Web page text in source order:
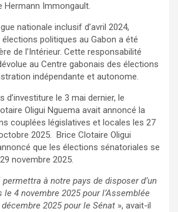
Hermann Immongault.
nationale inclusif d’avril 2024,
élections politiques au Gabon a été
de l’Intérieur. Cette responsabilité
au Centre gabonais des élections
indépendante et autonome.
d’investiture le 3 mai dernier, le
Oligui Nguema avait annoncé la
couplées législatives et locales les 27
2025. Brice Clotaire Oligui
que les élections sénatoriales se
novembre 2025.
à notre pays de disposer d’un
4 novembre 2025 pour l’Assemblée
2025 pour le Sénat », avait-il